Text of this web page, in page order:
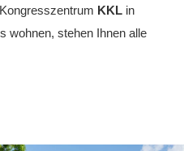
KKLin
wohnen, stehen Ihnen alle